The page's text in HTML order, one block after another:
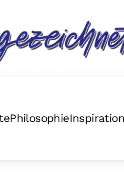
Philosophie